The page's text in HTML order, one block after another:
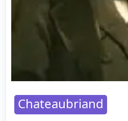
Chateaubriand